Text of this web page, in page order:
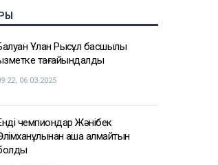
Ұлан Рысқұл басшылық
тағайындалды
06.03.2025
чемпиондар Жәнібек
қаша алмайтын